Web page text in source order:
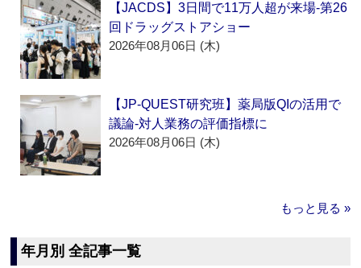
【JACDS】3日間で11万人超が来場‐第26
回ドラッグストアショー
2026年08月06日 (木)
【JP-QUEST研究班】薬局版QIの活用で
議論‐対人業務の評価指標に
2026年08月06日 (木)
もっと見る »
年月別 全記事一覧